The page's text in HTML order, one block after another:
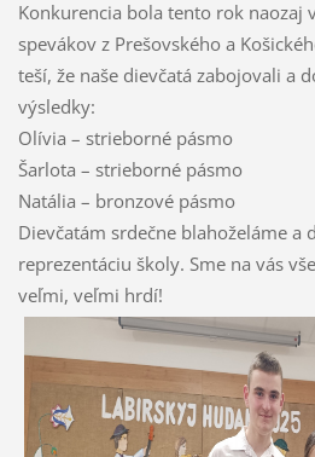
Konkurencia bola tento rok naozaj
spevákov z Prešovského a
teší, že naše dievčatá zabojovali a
výsledky:
Olívia – strieborné pásmo
Šarlota – strieborné pásmo
Natália – bronzové pásmo
Dievčatám srdečne blahoželáme a
reprezentáciu školy. Sme na vás
veľmi, veľmi hrdí!